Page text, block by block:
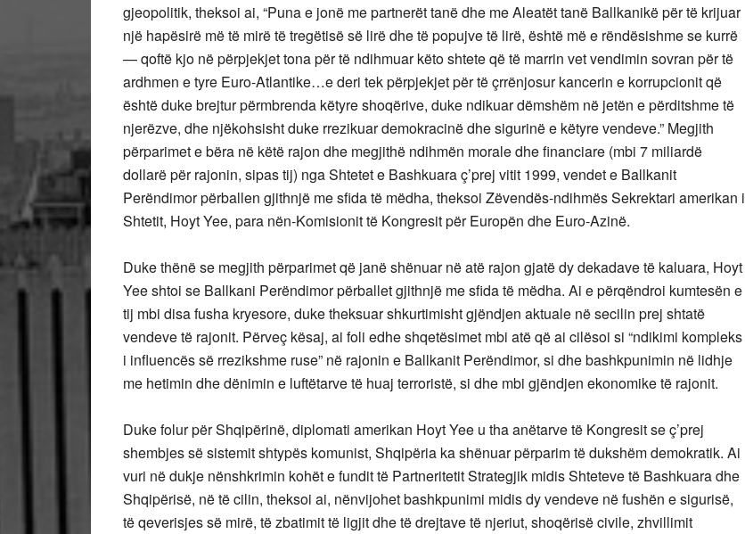
gjeopolitik, theksoi ai, “Puna e jonë me partnerët tanë dhe me Aleatët tanë Ballkanikë për të krijuar
një hapësirë më të mirë të tregëtisë së lirë dhe të popujve të lirë, është më e rëndësishme se kurrë
— qoftë kjo në përpjekjet tona për të ndihmuar këto shtete që të marrin vet vendimin sovran për të
ardhmen e tyre Euro-Atlantike…e deri tek përpjekjet për të çrrënjosur kancerin e korrupcionit që
është duke brejtur përmbrenda këtyre shoqërive, duke ndikuar dëmshëm në jetën e përditshme të
njerëzve, dhe njëkohsisht duke rrezikuar demokracinë dhe sigurinë e këtyre vendeve.” Megjith
përparimet e bëra në këtë rajon dhe megjithë ndihmën morale dhe financiare (mbi 7 miliardë
dollarë për rajonin, sipas tij) nga Shtetet e Bashkuara ç’prej vitit 1999, vendet e Ballkanit
Perëndimor përballen gjithnjë me sfida të mëdha, theksoi Zëvendës-ndihmës Sekrektari amerikan i
Shtetit, Hoyt Yee, para nën-Komisionit të Kongresit për Europën dhe Euro-Azinë.
Duke thënë se megjith përparimet që janë shënuar në atë rajon gjatë dy dekadave të kaluara, Hoyt
Yee shtoi se Ballkani Perëndimor përballet gjithnjë me sfida të mëdha. Ai e përqëndroi kumtesën e
tij mbi disa fusha kryesore, duke theksuar shkurtimisht gjëndjen aktuale në secilin prej shtatë
vendeve të rajonit. Përveç kësaj, ai foli edhe shqetësimet mbi atë që ai cilësoi si “ndikimi kompleks
i influencës së rrezikshme ruse” në rajonin e Ballkanit Perëndimor, si dhe bashkpunimin në lidhje
me hetimin dhe dënimin e luftëtarve të huaj terroristë, si dhe mbi gjëndjen ekonomike të rajonit.
Duke folur për Shqipërinë, diplomati amerikan Hoyt Yee u tha anëtarve të Kongresit se ç’prej
shembjes së sistemit shtypës komunist, Shqipëria ka shënuar përparim të dukshëm demokratik. Ai
vuri në dukje nënshkrimin kohët e fundit të Partneritetit Strategjik midis Shteteve të Bashkuara dhe
Shqipërisë, në të cilin, theksoi ai, nënvijohet bashkpunimi midis dy vendeve në fushën e sigurisë,
të qeverisjes së mirë, të zbatimit të ligjit dhe të drejtave të njeriut, shoqërisë civile, zhvillimit